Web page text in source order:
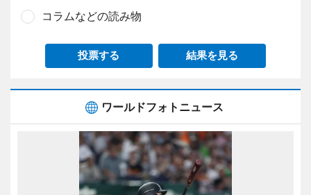
コラムなどの読み物
投票する 結果を見る
ワールドフォトニュース